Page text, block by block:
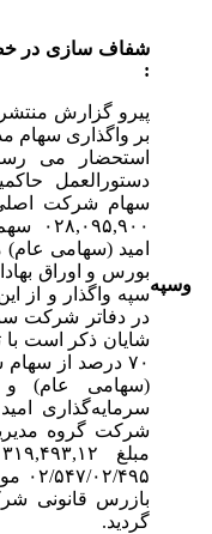
وسپه
شفاف سازی در
:
پیرو گزارش
بر واگذاری سهام
دستورالعمل
سهام شرکت
بورس و اوراق
در دفاتر شرکت
شایان ذکر است با
۷۰ درصد از
(سهامی عام) و
سرمایه‌گذاری
شرکت گروه
بازرس قانونی
گردید.